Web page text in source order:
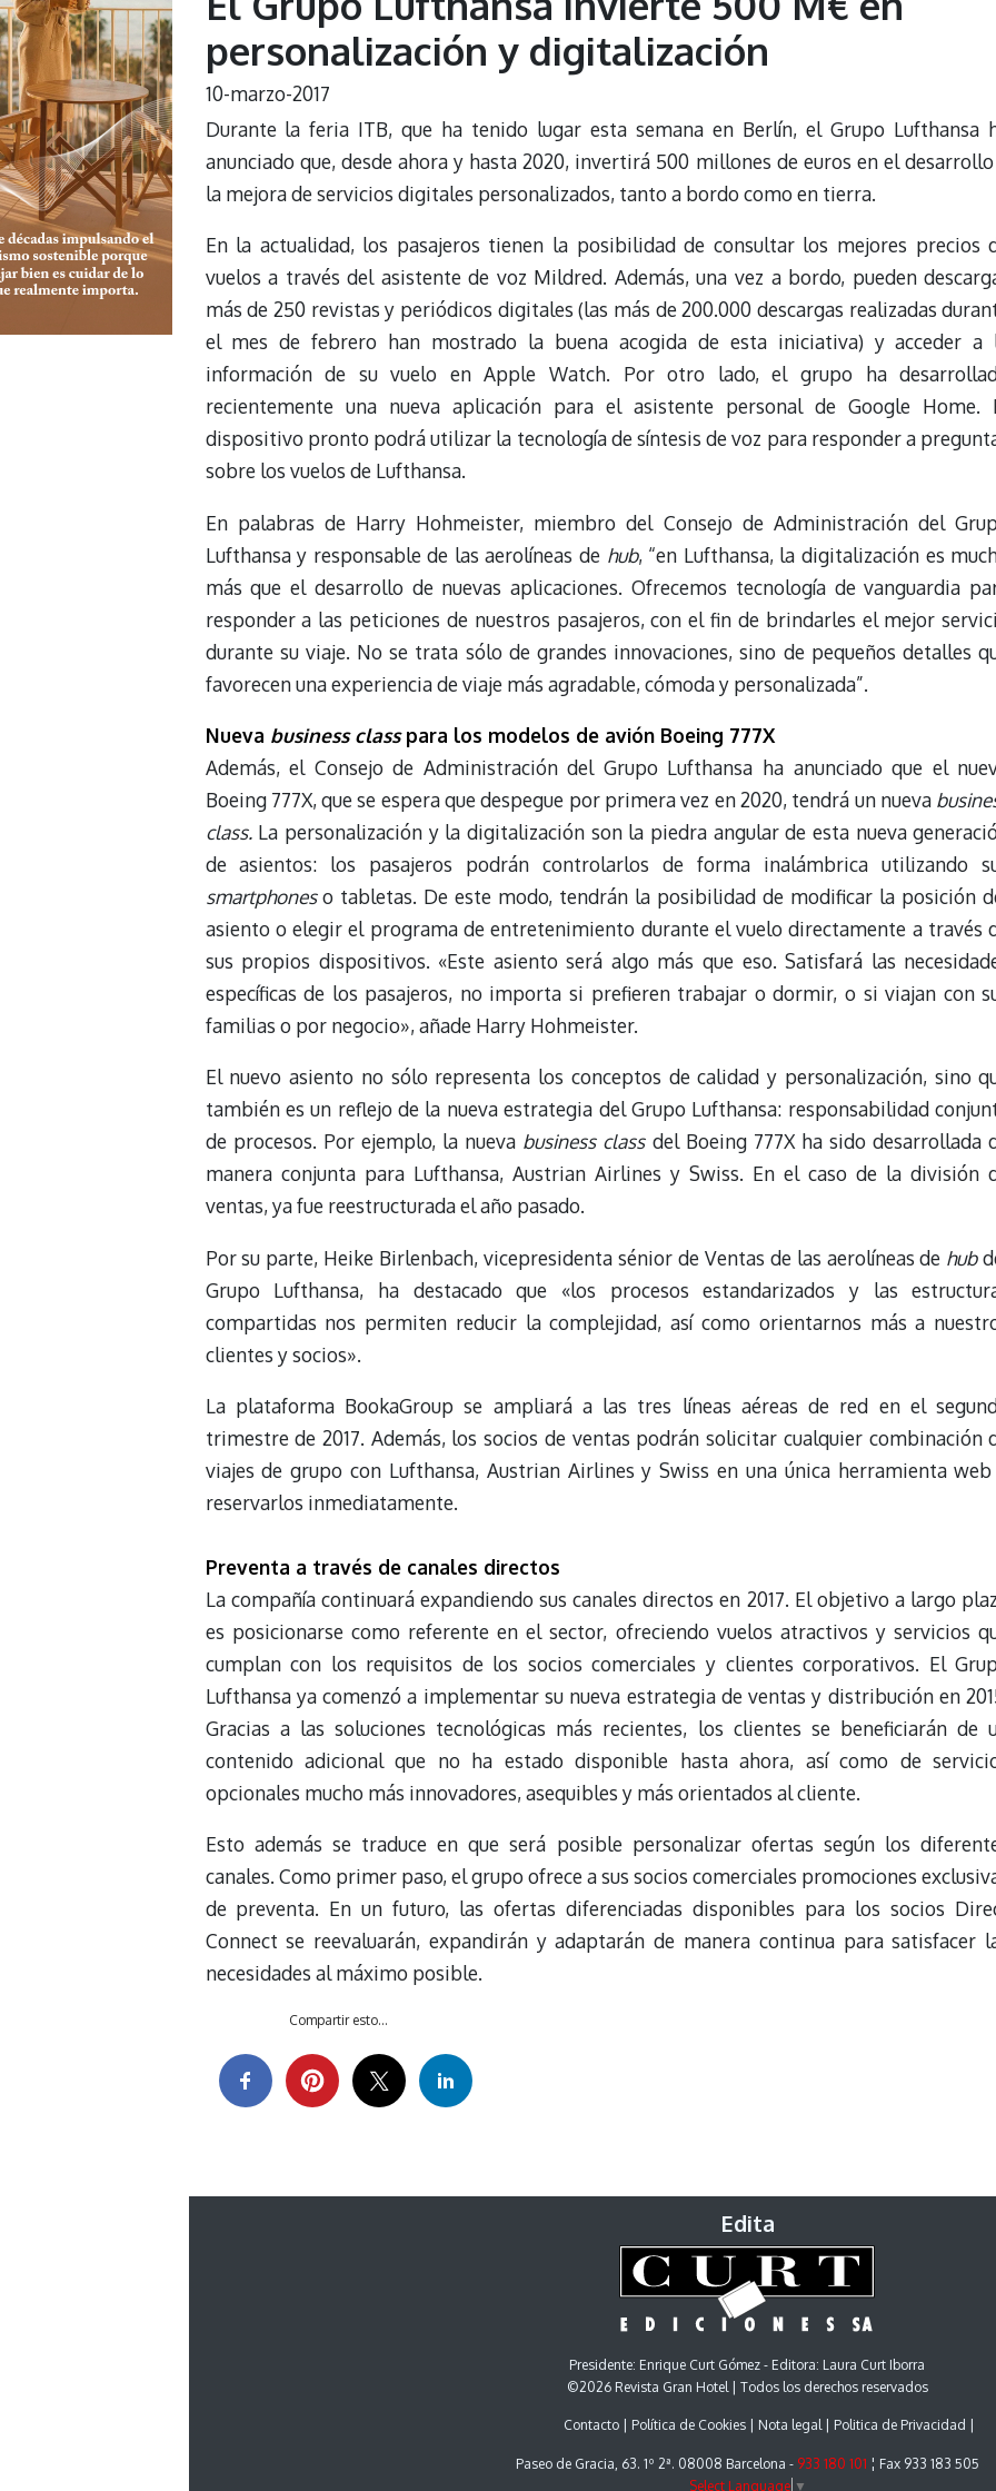
personalización y digitalización
10-marzo-2017
Durante la feria ITB, que ha tenido lugar esta semana en Berlín, el Grupo Lufthansa
anunciado que, desde ahora y hasta 2020, invertirá 500 millones de euros en el
la mejora de servicios digitales personalizados, tanto a bordo como en tierra.
En la actualidad, los pasajeros tienen la posibilidad de consultar los mejores precios
vuelos a través del asistente de voz Mildred. Además, una vez a bordo, pueden
más de 250 revistas y periódicos digitales (las más de 200.000 descargas realizadas
el mes de febrero han mostrado la buena acogida de esta iniciativa) y acceder a
información de su vuelo en Apple Watch. Por otro lado, el grupo ha
recientemente una nueva aplicación para el asistente personal de Google Home.
dispositivo pronto podrá utilizar la tecnología de síntesis de voz para responder a
sobre los vuelos de Lufthansa.
En palabras de Harry Hohmeister, miembro del Consejo de Administración del
Lufthansa y responsable de las aerolíneas de hub, “en Lufthansa, la digitalización es
más que el desarrollo de nuevas aplicaciones. Ofrecemos tecnología de vanguardia
responder a las peticiones de nuestros pasajeros, con el fin de brindarles el mejor
durante su viaje. No se trata sólo de grandes innovaciones, sino de pequeños detalles
favorecen una experiencia de viaje más agradable, cómoda y personalizada”.
Nueva business classpara los modelos de avión Boeing 777X
Además, el Consejo de Administración del Grupo Lufthansa ha anunciado que el
Boeing 777X, que se espera que despegue por primera vez en 2020, tendrá un nueva
class.La personalización y la digitalización son la piedra angular de esta nueva
de asientos: los pasajeros podrán controlarlos de forma inalámbrica utilizando
smartphoneso tabletas. De este modo, tendrán la posibilidad de modificar la posición
asiento o elegir el programa de entretenimiento durante el vuelo directamente a través
sus propios dispositivos. «Este asiento será algo más que eso. Satisfará las
específicas de los pasajeros, no importa si prefieren trabajar o dormir, o si viajan con
familias o por negocio», añade Harry Hohmeister.
El nuevo asiento no sólo representa los conceptos de calidad y personalización, sino
también es un reflejo de la nueva estrategia del Grupo Lufthansa: responsabilidad
de procesos. Por ejemplo, la nueva business classdel Boeing 777X ha sido desarrollada
manera conjunta para Lufthansa, Austrian Airlines y Swiss. En el caso de la división
ventas, ya fue reestructurada el año pasado.
Por su parte, Heike Birlenbach, vicepresidenta sénior de Ventas de las aerolíneas de hub
Grupo Lufthansa, ha destacado que «los procesos estandarizados y las
compartidas nos permiten reducir la complejidad, así como orientarnos más a
clientes y socios».
La plataforma BookaGroup se ampliará a las tres líneas aéreas de red en el
trimestre de 2017. Además, los socios de ventas podrán solicitar cualquier combinación
viajes de grupo con Lufthansa, Austrian Airlines y Swiss en una única herramienta
reservarlos inmediatamente.
Preventa a través de canales directos
La compañía continuará expandiendo sus canales directos en 2017. El objetivo a largo
es posicionarse como referente en el sector, ofreciendo vuelos atractivos y servicios
cumplan con los requisitos de los socios comerciales y clientes corporativos. El
Lufthansa ya comenzó a implementar su nueva estrategia de ventas y distribución en
Gracias a las soluciones tecnológicas más recientes, los clientes se beneficiarán de
contenido adicional que no ha estado disponible hasta ahora, así como de
opcionales mucho más innovadores, asequibles y más orientados al cliente.
Esto además se traduce en que será posible personalizar ofertas según los
canales. Como primer paso, el grupo ofrece a sus socios comerciales promociones
de preventa. En un futuro, las ofertas diferenciadas disponibles para los socios
Connect se reevaluarán, expandirán y adaptarán de manera continua para satisfacer
necesidades al máximo posible.
Compartir esto...
Edita
Presidente: Enrique Curt Gómez - Editora: Laura Curt Iborra
©2026 Revista Gran Hotel | Todos los derechos reservados
Contacto Política de Cookies Nota legal Politica de Privacidad
Paseo de Gracia, 63. 1º 2ª. 08008 Barcelona - 933 180 101 ¦ Fax 933 183 505
Select Language ▼